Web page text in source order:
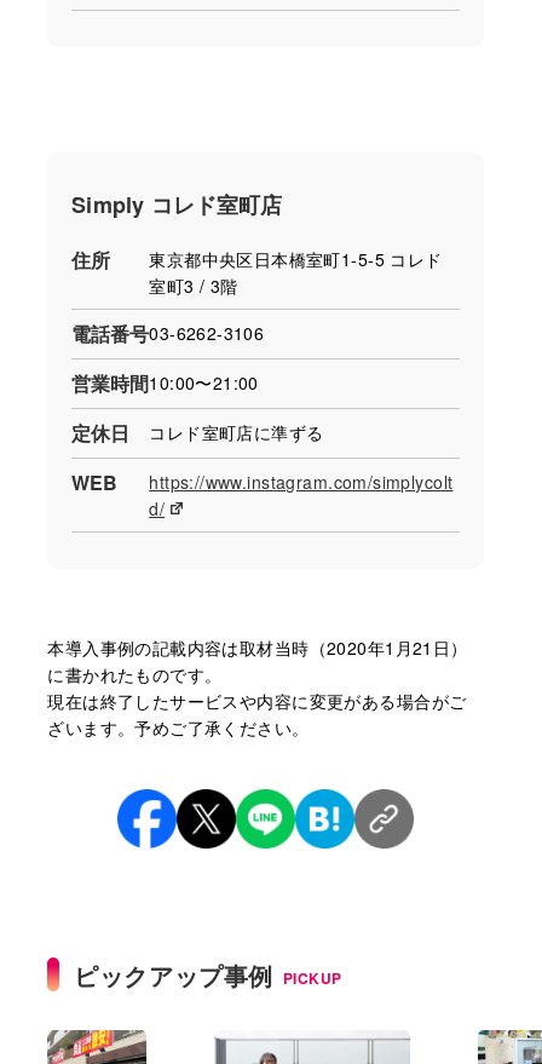
Simply コレド室町店
住所
東京都中央区⽇本橋室町1-5-5 コレド
室町3 / 3階
電話番号03-6262-3106
営業時間10:00〜21:00
定休日 コレド室町店に準ずる
WEB
https://www.instagram.com/simplycolt
d/
本導⼊事例の記載内容は取材当時（2020年1月21日）
に書かれたものです。
現在は終了したサービスや内容に変更がある場合がご
ざいます。予めご了承ください。
ピックアップ事例 PICKUP